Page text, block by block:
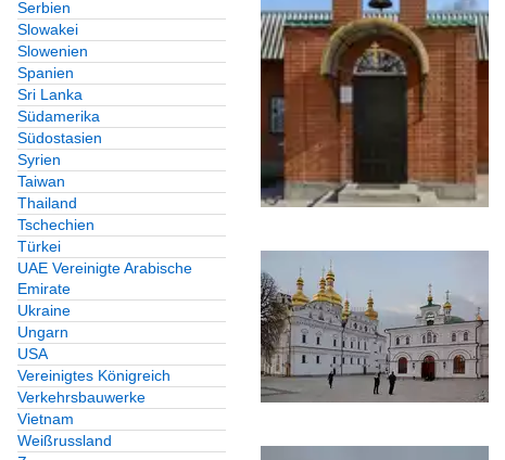
Serbien
Slowakei
Slowenien
Spanien
Sri Lanka
Südamerika
Südostasien
Syrien
Taiwan
Thailand
Tschechien
Türkei
UAE Vereinigte Arabische
Emirate
Ukraine
Ungarn
USA
Vereinigtes Königreich
Verkehrsbauwerke
Vietnam
Weißrussland